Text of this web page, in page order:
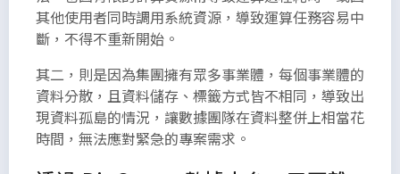
其他使用者同時調用系統資源，導致運算任務容易中
斷，不得不重新開始。
其二，則是因為集團擁有眾多事業體，每個事業體的
資料分散，且資料儲存、標籤方式皆不相同，導致出
現資料孤島的情況，讓數據團隊在資料整併上相當花
時間，無法應對緊急的專案需求。